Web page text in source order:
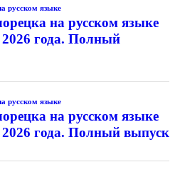
русском языке
на русском языке
2026 года. Полный
русском языке
на русском языке
2026 года. Полный выпуск